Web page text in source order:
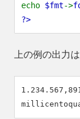
echo $fmt->
?>
上の例の出力